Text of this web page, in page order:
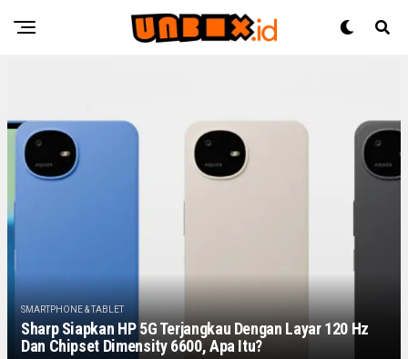
SMARTPHONE & TABLET
Sharp Siapkan HP 5G Terjangkau Dengan Layar 120 Hz
Dan Chipset Dimensity 6600, Apa Itu?